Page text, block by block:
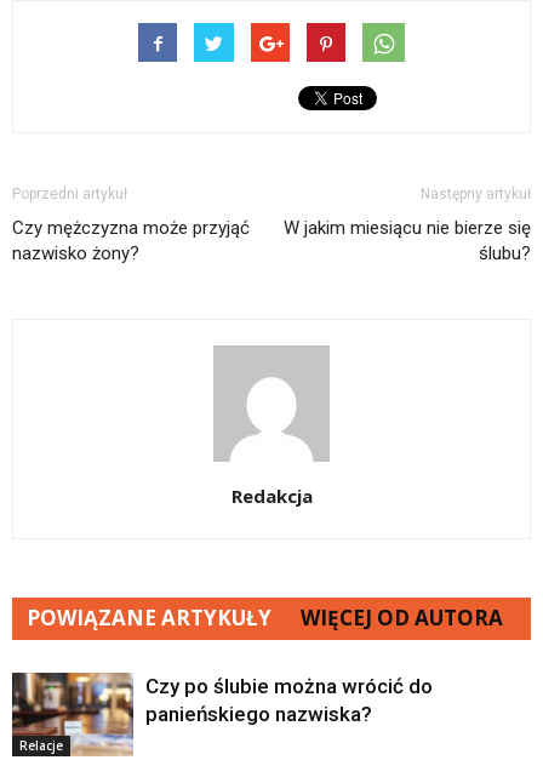
Poprzedni artykuł
Czy mężczyzna może przyjąć
nazwisko żony?
Następny artykuł
W jakim miesiącu nie bierze się
ślubu?
Redakcja
POWIĄZANE ARTYKUŁY WIĘCEJ OD AUTORA
Relacje
Czy po ślubie można wrócić do
panieńskiego nazwiska?